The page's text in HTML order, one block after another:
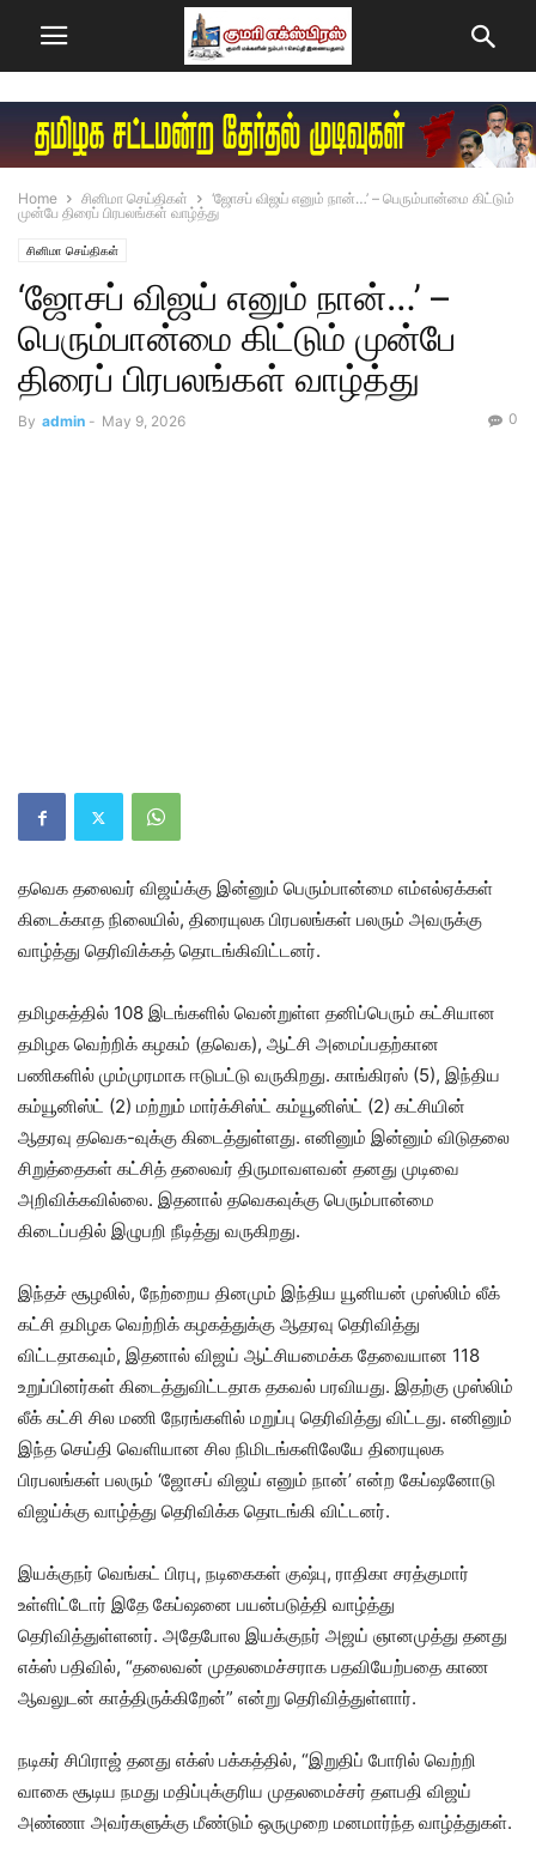
Home சினிமா செய்திகள்
‘ஜோசப் விஜய் எனும் நான்…’ – பெரும்பான்மை கிட்டும்
முன்பே திரைப் பிரபலங்கள் வாழ்த்து
சினிமா செய்திகள்
‘ஜோசப் விஜய் எனும் நான்…’ –
பெரும்பான்மை கிட்டும் முன்பே
திரைப் பிரபலங்கள் வாழ்த்து
By admin - May 9, 2026 0
தவெக தலைவர் விஜய்க்கு இன்னும் பெரும்பான்மை எம்எல்ஏக்கள்
கிடைக்காத நிலையில், திரையுலக பிரபலங்கள் பலரும் அவருக்கு
வாழ்த்து தெரிவிக்கத் தொடங்கிவிட்டனர்.
தமிழகத்தில் 108 இடங்களில் வென்றுள்ள தனிப்பெரும் கட்சியான
தமிழக வெற்றிக் கழகம் (தவெக), ஆட்சி அமைப்பதற்கான
பணிகளில் மும்முரமாக ஈடுபட்டு வருகிறது. காங்கிரஸ் (5), இந்திய
கம்யூனிஸ்ட் (2) மற்றும் மார்க்சிஸ்ட் கம்யூனிஸ்ட் (2) கட்சியின்
ஆதரவு தவெக-வுக்கு கிடைத்துள்ளது. எனினும் இன்னும் விடுதலை
சிறுத்தைகள் கட்சித் தலைவர் திருமாவளவன் தனது முடிவை
அறிவிக்கவில்லை. இதனால் தவெகவுக்கு பெரும்பான்மை
கிடைப்பதில் இழுபறி நீடித்து வருகிறது.
இந்தச் சூழலில், நேற்றைய தினமும் இந்திய யூனியன் முஸ்லிம் லீக்
கட்சி தமிழக வெற்றிக் கழகத்துக்கு ஆதரவு தெரிவித்து
விட்டதாகவும், இதனால் விஜய் ஆட்சியமைக்க தேவையான 118
உறுப்பினர்கள் கிடைத்துவிட்டதாக தகவல் பரவியது. இதற்கு முஸ்லிம்
லீக் கட்சி சில மணி நேரங்களில் மறுப்பு தெரிவித்து விட்டது. எனினும்
இந்த செய்தி வெளியான சில நிமிடங்களிலேயே திரையுலக
பிரபலங்கள் பலரும் ‘ஜோசப் விஜய் எனும் நான்’ என்ற கேப்ஷனோடு
விஜய்க்கு வாழ்த்து தெரிவிக்க தொடங்கி விட்டனர்.
இயக்குநர் வெங்கட் பிரபு, நடிகைகள் குஷ்பு, ராதிகா சரத்குமார்
உள்ளிட்டோர் இதே கேப்ஷனை பயன்படுத்தி வாழ்த்து
தெரிவித்துள்ளனர். அதேபோல இயக்குநர் அஜய் ஞானமுத்து தனது
எக்ஸ் பதிவில், “தலைவன் முதலமைச்சராக பதவியேற்பதை காண
ஆவலுடன் காத்திருக்கிறேன்” என்று தெரிவித்துள்ளார்.
நடிகர் சிபிராஜ் தனது எக்ஸ் பக்கத்தில், “இறுதிப் போரில் வெற்றி
வாகை சூடிய நமது மதிப்புக்குரிய முதலமைச்சர் தளபதி விஜய்
அண்ணா அவர்களுக்கு மீண்டும் ஒருமுறை மனமார்ந்த வாழ்த்துகள்.